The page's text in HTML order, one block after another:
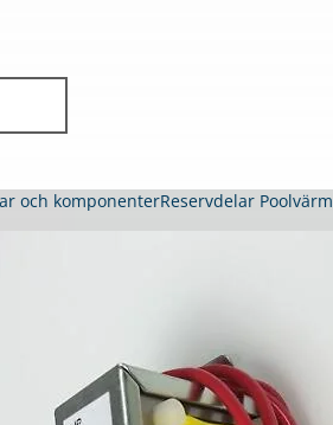
och komponenterReservdelar